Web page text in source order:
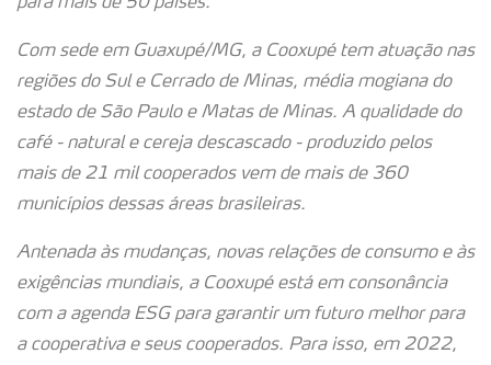
Com sede em Guaxupé/MG, a Cooxupé tem atuação nas
regiões do Sul e Cerrado de Minas, média mogiana do
estado de São Paulo e Matas de Minas. A qualidade do
café - natural e cereja descascado - produzido pelos
mais de 21 mil cooperados vem de mais de 360
municípios dessas áreas brasileiras.
Antenada às mudanças, novas relações de consumo e às
exigências mundiais, a Cooxupé está em consonância
com a agenda ESG para garantir um futuro melhor para
a cooperativa e seus cooperados. Para isso, em 2022,